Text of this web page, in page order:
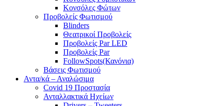
Κονσόλες Φώτων
Προβολείς Φωτισμού
Blinders
Θεατρικοί Προβολείς
Προβολείς Par LED
Προβολείς Par
FollowSpots(Κανόνια)
Βάσεις Φωτισμού
Αντα/κά – Αναλώσιμα
Covid 19 Προστασία
Ανταλλακτικά Ηχείων